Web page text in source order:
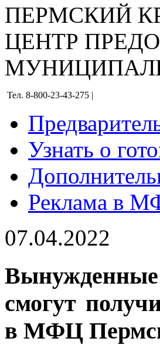
ПЕРМСКИЙ
ЦЕНТР
Тел. 8-800-23-43-275 |
Узнать о
Реклама в
07.04.2022
смогут
в МФЦ